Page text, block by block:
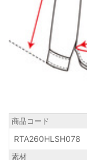
商品コード
RTA260HLSH078
素材